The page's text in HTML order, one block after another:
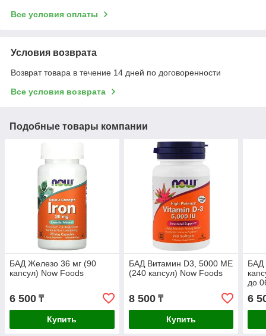
Все условия оплаты
Условия возврата
Возврат товара в течение 14 дней по договоренности
Все условия возврата
Подобные товары компании
БАД Железо 36 мг (90
капсул) Now Foods
6 500 ₸
Купить
БАД Витамин D3, 5000 ME
(240 капсул) Now Foods
8 500₸
Купить
БАД
до
6